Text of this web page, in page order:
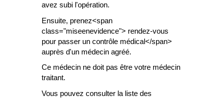
avez subi l'opération.
Ensuite, prenez<span
class="miseenevidence"> rendez-vous
pour passer un contrôle médical</span>
auprès d'un médecin agréé.
Ce médecin ne doit pas être votre médecin
traitant.
Vous pouvez consulter la liste des